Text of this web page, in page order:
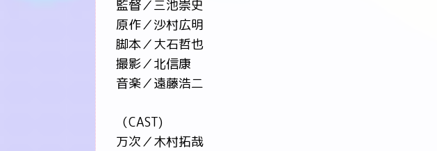
監督／三池崇史
原作／沙村広明
脚本／大石哲也
撮影／北信康
音楽／遠藤浩二
（CAST)
万次／木村拓哉